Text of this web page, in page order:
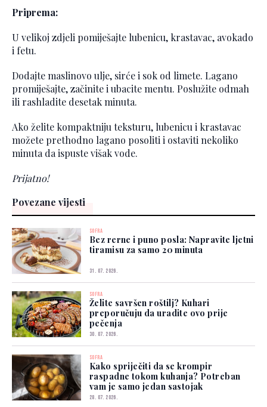
Priprema:
U velikoj zdjeli pomiješajte lubenicu, krastavac, avokado
i fetu.
Dodajte maslinovo ulje, sirće i sok od limete. Lagano
promiješajte, začinite i ubacite mentu. Poslužite odmah
ili rashladite desetak minuta.
Ako želite kompaktniju teksturu, lubenicu i krastavac
možete prethodno lagano posoliti i ostaviti nekoliko
minuta da ispuste višak vode.
Prijatno!
Povezane vijesti
SOFRA
Bez rerne i puno posla: Napravite ljetni
tiramisu za samo 20 minuta
31. 07. 2026.
SOFRA
Želite savršen roštilj? Kuhari
preporučuju da uradite ovo prije
pečenja
30. 07. 2026.
SOFRA
Kako spriječiti da se krompir
raspadne tokom kuhanja? Potreban
vam je samo jedan sastojak
28. 07. 2026.